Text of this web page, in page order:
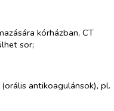
kórházban, CT
sor;
antikoagulánsok), pl.